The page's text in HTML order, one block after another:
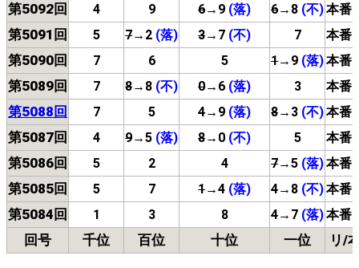
第5092回 4 9 6→9 (落) 6→8 (不)本番
第5091回 5 7→2 (落) 3→7 (不) 7 本番
第5090回 7 6 5 1→9 (落)本番
第5089回 7 8→8 (不) 0→6 (落) 3 本番
第5088回 7 5 4→9 (落) 8→3 (不)本番
第5087回 4 9→5 (落) 8→0 (不) 5 本番
第5086回 5 2 4 7→5 (落)本番
第5085回 5 7 1→4 (落) 4→8 (不)本番
第5084回 1 3 8 4→7 (落)本番
回号 千位 百位 十位 一位 リ/